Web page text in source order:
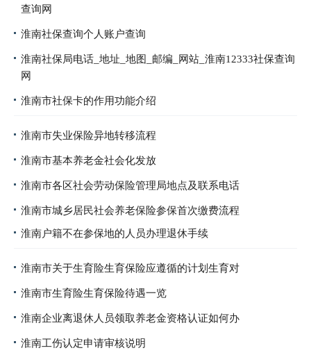
查询网
淮南社保查询个人账户查询
淮南社保局电话_地址_地图_邮编_网站_淮南12333社保查询
网
淮南市社保卡的作用功能介绍
淮南市失业保险异地转移流程
淮南市基本养老金社会化发放
淮南市各区社会劳动保险管理局地点及联系电话
淮南市城乡居民社会养老保险参保首次缴费流程
淮南户籍不在参保地的人员办理退休手续
淮南市关于生育险生育保险应遵循的计划生育对
淮南市生育险生育保险待遇一览
淮南企业离退休人员领取养老金资格认证如何办
淮南工伤认定申请审核说明